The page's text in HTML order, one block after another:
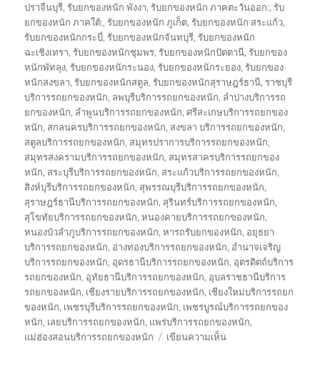
ปราจีนบุรี,รับยกของหนัก พังงา,รับยกของหนัก ภาคตะวันออก:,รับ
ยกของหนัก ภาคใต้:,รับยกของหนัก ภูเก็ต,รับยกของหนัก สระแก้ว,
รับยกของหนักกระบี่,รับยกของหนักจันทบุรี,รับยกของหนัก
ฉะเชิงเทรา,รับยกของหนักชุมพร,รับยกของหนักปัตตานี,รับยกของ
หนักพัทลุง,รับยกของหนักระนอง,รับยกของหนักระยอง,รับยกของ
หนักสงขลา,รับยกของหนักสตูล,รับยกของหนักสุราษฎร์ธานี,ราชบุรี
บริการรถยกของหนัก, ลพบุรีบริการรถยกของหนัก, ลำปางบริการรถ
ยกของหนัก, ลำพูนบริการรถยกของหนัก,ศรีสะเกษบริการรถยกของ
หนัก, สกลนครบริการรถยกของหนัก, สงขลา บริการรถยกของหนัก,
สตูลบริการรถยกของหนัก, สมุทรปราการบริการรถยกของหนัก,
สมุทรสงครามบริการรถยกของหนัก, สมุทรสาครบริการรถยกของ
หนัก, สระบุรีบริการรถยกของหนัก, สระแก้วบริการรถยกของหนัก,
สิงห์บุรีบริการรถยกของหนัก, สุพรรณบุรีบริการรถยกของหนัก,
สุราษฎร์ธานีบริการรถยกของหนัก, สุรินทร์บริการรถยกของหนัก,
สุโขทัยบริการรถยกของหนัก,หนองคายบริการรถยกของหนัก,
หนองบัวลำภูบริการรถยกของหนัก,หารถรับยกของหนัก, อยุธยา
บริการรถยกของหนัก, อ่างทองบริการรถยกของหนัก, อำนาจเจริญ
บริการรถยกของหนัก, อุดรธานีบริการรถยกของหนัก, อุตรดิตถ์บริการ
รถยกของหนัก, อุทัยธานีบริการรถยกของหนัก, อุบลราชธานีบริการ
รถยกของหนัก, เชียงรายบริการรถยกของหนัก, เชียงใหม่บริการรถยก
ของหนัก, เพชรบุรีบริการรถยกของหนัก, เพชรบูรณ์บริการรถยกของ
หนัก, เลยบริการรถยกของหนัก, แพร่บริการรถยกของหนัก,
แม่ฮ่องสอนบริการรถยกของหนัก
เขียนความเห็นบน